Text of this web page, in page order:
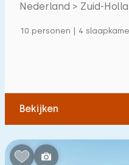
Nederland > Zuid-
10 personen | 4
Bekijken